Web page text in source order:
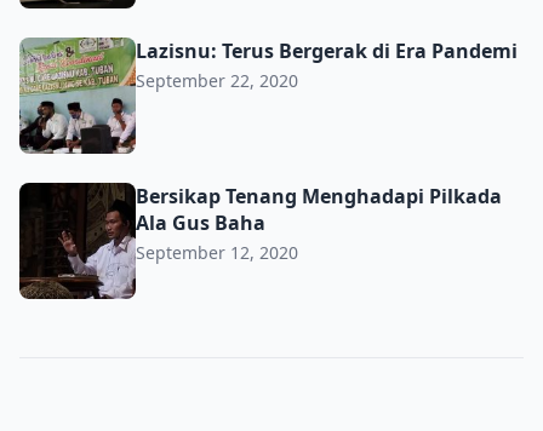
Lazisnu: Terus Bergerak di Era Pandemi
Lazisnu: Terus Bergerak di Era Pandemi
September 22, 2020
Bersikap Tenang Menghadapi Pilkada Ala Gus Baha
Bersikap Tenang Menghadapi Pilkada
Ala Gus Baha
September 12, 2020